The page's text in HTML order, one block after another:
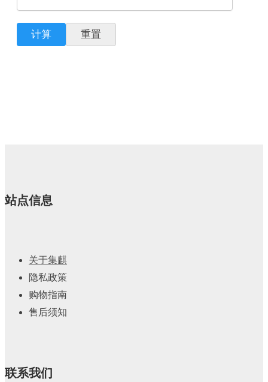
计算 重置
站点信息
关于集麒
隐私政策
购物指南
售后须知
联系我们